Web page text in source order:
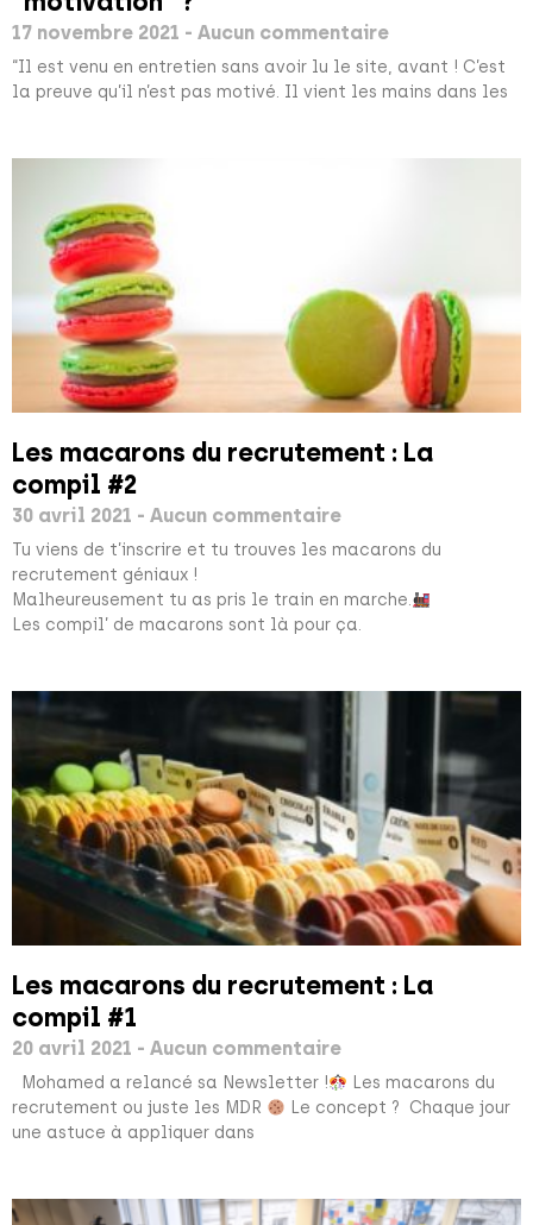
17 novembre 2021 Aucun commentaire
“Il est venu en entretien sans avoir lu le site, avant ! C’est
la preuve qu’il n’est pas motivé. Il vient les mains dans les
Les macarons du recrutement : La
compil #2
30 avril 2021 Aucun commentaire
Tu viens de t’inscrire et tu trouves les macarons du
recrutement géniaux !
Malheureusement tu as pris le train en marche.
Les compil’ de macarons sont là pour ça.
Les macarons du recrutement : La
compil #1
20 avril 2021 Aucun commentaire
Mohamed a relancé sa Newsletter !
Les macarons du
recrutement ou juste les MDR
Le concept ? Chaque jour
une astuce à appliquer dans